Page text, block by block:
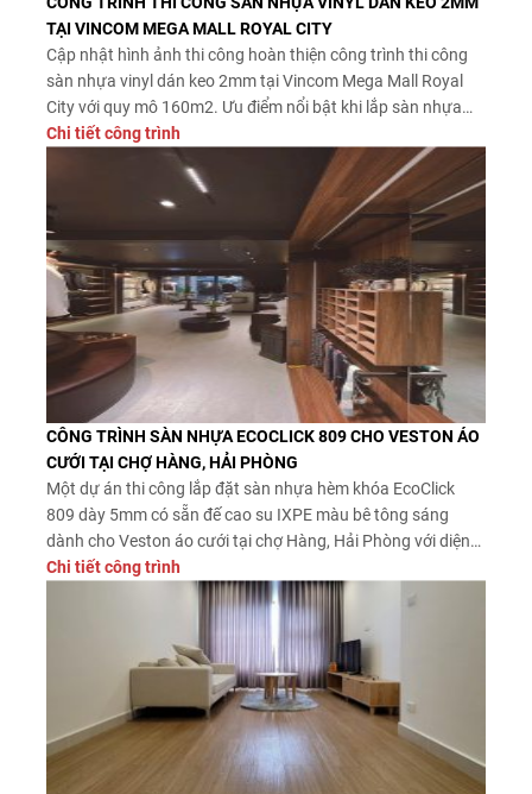
TẠI VINCOM MEGA MALL ROYAL CITY
Cập nhật hình ảnh thi công hoàn thiện công trình thi công
sàn nhựa vinyl dán keo 2mm tại Vincom Mega Mall Royal
City với quy mô 160m2. Ưu điểm nổi bật khi lắp sàn nhựa
vinyl dán keo xương cá 2mm
140.000 – 180.000đ/m², tiết kiệm hơn so […]
Chi tiết công trình
CÔNG TRÌNH SÀN NHỰA ECOCLICK 809 CHO VESTON ÁO
CƯỚI TẠI CHỢ HÀNG, HẢI PHÒNG
Một dự án thi công lắp đặt sàn nhựa hèm khóa EcoClick
809 dày 5mm có sẵn đế cao su IXPE màu bê tông sáng
dành cho Veston áo cưới tại chợ Hàng, Hải Phòng với diện
tích 150m2 vừa được Sàn Đẹp bàn giao và nhận được phản
hồi rất tích cực từ phía […]
Chi tiết công trình